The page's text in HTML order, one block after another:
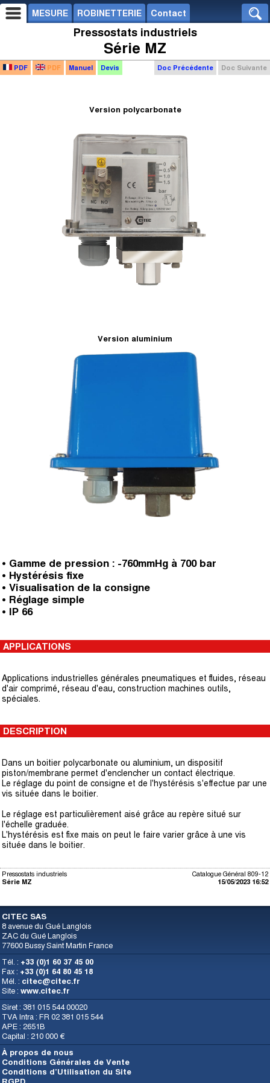
MESURE ROBINETTERIE Contact
Pressostats industriels
Série MZ
Doc Précédente Doc Suivante
PDF PDF Manuel Devis
Version polycarbonate
Version aluminium
• Gamme de pression : -760mmHg à 700 bar
• Hystérésis fixe
• Visualisation de la consigne
• Réglage simple
• IP 66
APPLICATIONS
Applications industrielles générales pneumatiques et fluides, réseau
d'air comprimé, réseau d'eau, construction machines outils,
spéciales.
DESCRIPTION
Dans un boitier polycarbonate ou aluminium, un dispositif
piston/membrane permet d'enclencher un contact électrique.
Le réglage du point de consigne et de l'hystérésis s'effectue par une
vis située dans le boitier.
Le réglage est particulièrement aisé grâce au repère situé sur
l'échelle graduée.
L'hystérésis est fixe mais on peut le faire varier grâce à une vis
située dans le boitier.
Catalogue Général 809-12
15/05/2023 16:52
Pressostats industriels
Série MZ
CITEC SAS
8 avenue du Gué Langlois
ZAC du Gué Langlois
77600 Bussy Saint Martin France
Tél. : +33 (0)1 60 37 45 00
Fax : +33 (0)1 64 80 45 18
Mél. : citec@citec.fr
Site : www.citec.fr
Siret : 381 015 544 00020
TVA Intra : FR 02 381 015 544
APE : 2651B
Capital : 210 000 €
À propos de nous
Conditions Générales de Vente
Conditions d’Utilisation du Site